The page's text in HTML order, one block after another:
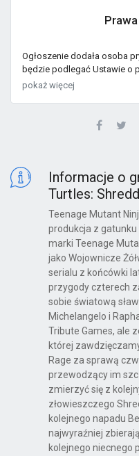
Ogłoszenie dodała osoba
będzie podlegać Ustawie o
pokaż więcej
Informacje o
Turtles:
Teenage Mutant
produkcja z gatunku
marki Teenage
jako Wojownicze
serialu z końcówki
przygody czterech
sobie światową
Michelangelo i
Tribute Games, ale
której
Rage za sprawą
przewodzący im
zmierzyć się z
złowieszczego
kolejnego napadu
najwyraźniej
kolejnego niecnego